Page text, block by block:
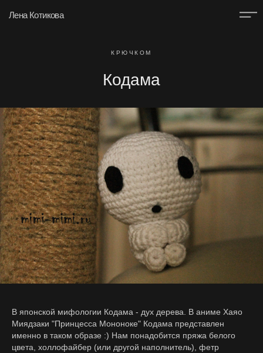
Лена Котикова
КРЮЧКОМ
Кодама
В японской мифологии Кодама - дух дерева. В аниме Хаяо
Миядзаки "Принцесса Мононоке" Кодама представлен
именно в таком образе :) Нам понадобится пряжа белого
цвета, холлофайбер (или другой наполнитель), фетр